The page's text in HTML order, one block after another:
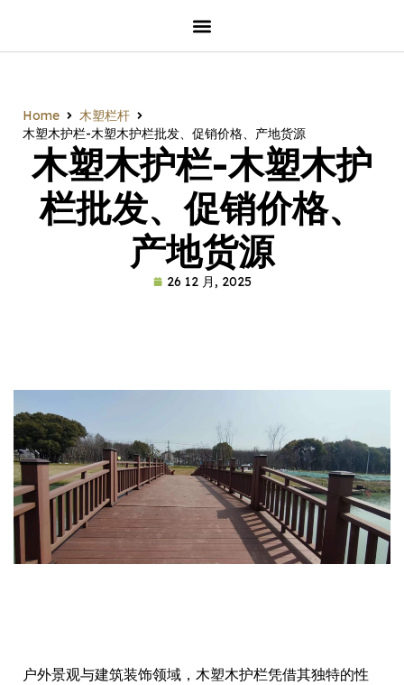
Home
木塑栏杆
木塑木护栏-木塑木护栏批发、促销价格、产地货源
木塑木护栏-木塑木护
栏批发、促销价格、
产地货源
26 12 月, 2025
户外景观与建筑装饰领域，木塑木护栏凭借其独特的性